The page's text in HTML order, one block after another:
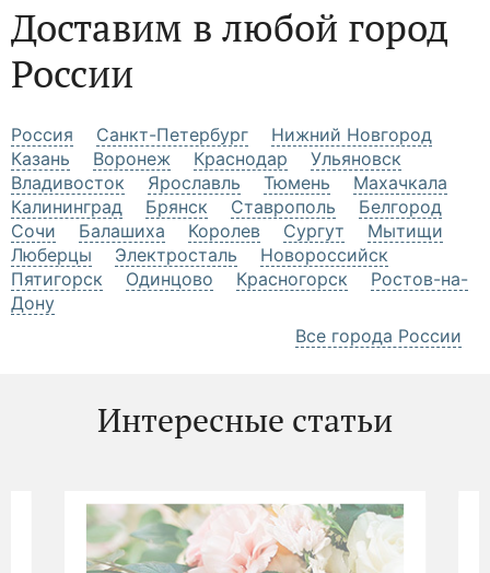
Доставим в любой город
России
Россия Санкт-Петербург
Нижний Новгород
Казань
Воронеж Краснодар
Ульяновск
Владивосток
Ярославль Тюмень
Махачкала
Калининград
Брянск Ставрополь
Белгород
Сочи
Балашиха Королев Сургут
Мытищи
Люберцы
Электросталь
Новороссийск
Пятигорск
Одинцово Красногорск
Ростов-на-
Дону
Все города России
Интересные статьи